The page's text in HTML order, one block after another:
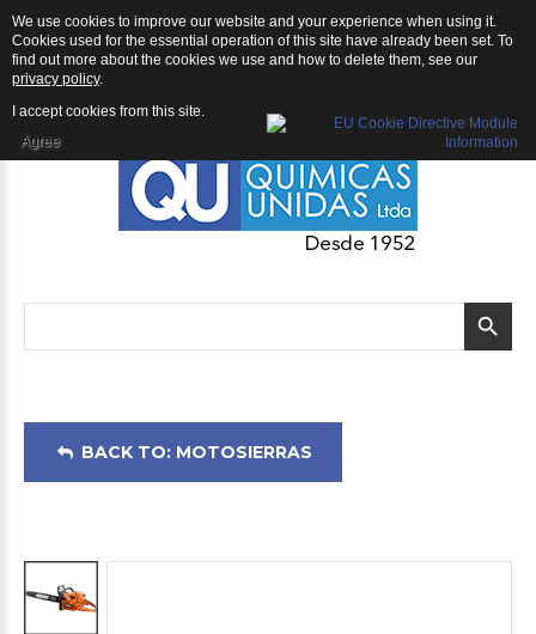
BACK TO: MOTOSIERRAS
We use cookies to improve our website and your experience when using it.
Cookies used for the essential operation of this site have already been set. To
find out more about the cookies we use and how to delete them, see our
privacy policy.
I accept cookies from this site.
Agree
Motosierras: Motosierra ECHO CS-620P